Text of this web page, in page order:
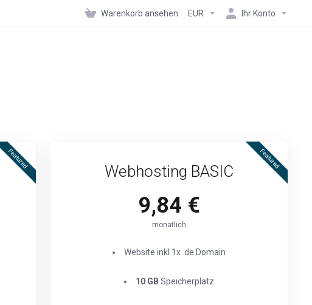
Warenkorb ansehen EUR Ihr Konto
Featured Featured
Webhosting BASIC
9,84 €
monatlich
Website inkl 1x .de Domain
10 GB Speicherplatz